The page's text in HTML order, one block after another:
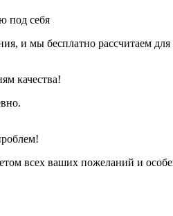
под себя
и мы бесплатно рассчитаем для
качества!
всех ваших пожеланий и